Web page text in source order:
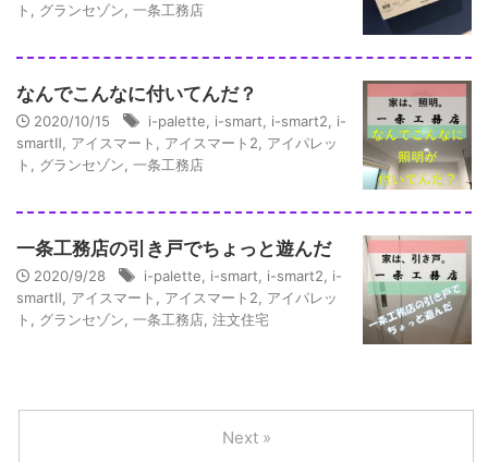
ト グランセゾン 一条工務店
なんでこんなに付いてんだ？
2020/10/15 i-palette i-smart i-smart2
i-
smartⅡ
アイスマート アイスマート2
アイパレッ
ト
グランセゾン 一条工務店
一条工務店の引き戸でちょっと遊んだ
2020/9/28 i-palette i-smart i-smart2
i-
smartⅡ
アイスマート アイスマート2
アイパレッ
ト
グランセゾン 一条工務店 注文住宅
Next »